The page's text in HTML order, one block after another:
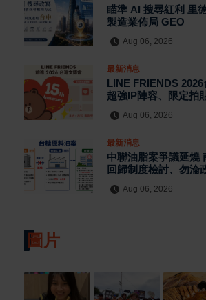
瞄準 AI 搜尋紅利 里
製造業佈局 GEO
Aug 06, 2026
最新消息
LINE FRIENDS
超強IP陣容、限定拍
Aug 06, 2026
最新消息
中聯油脂案爭議延燒
回歸制度檢討、勿淪
Aug 06, 2026
圖片